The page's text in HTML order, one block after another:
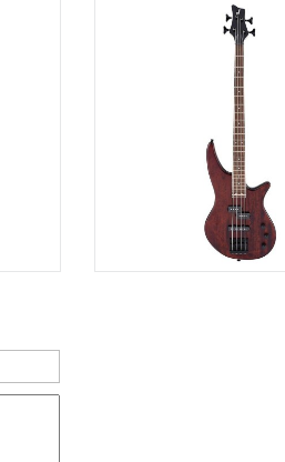
Gian hàng G9-10
Complex, số 302 Cầu
Cầu Giấy, Hà Nội , Cầu
Việt Thương Music -
Dương Vương
102Q Đường An
Phường An Đông,
Việt Thương Music -
49E Phan Đăng Lưu,
Thạnh, TPHCM, Quận